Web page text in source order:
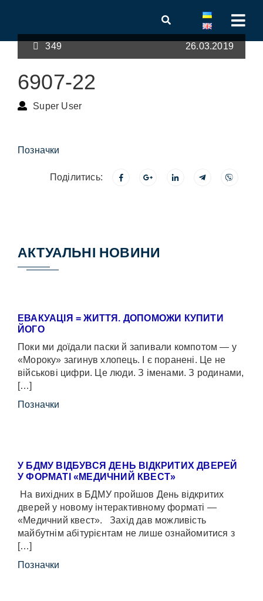
349 26.03.2019
6907-22
Super User
Позначки
Поділитись:
АКТУАЛЬНІ НОВИНИ
ЕВАКУАЦІЯ = ЖИТТЯ. ДОПОМОЖИ КУПИТИ
ЙОГО
Поки ми доїдали паски й запивали компотом — у
«Мороку» загинув хлопець. І є поранені. Це не
військові цифри. Це люди. З іменами. З родинами,
[…]
Позначки
У БДМУ ВІДБУВСЯ ДЕНЬ ВІДКРИТИХ ДВЕРЕЙ
У ФОРМАТІ «МЕДИЧНИЙ КВЕСТ»
На вихідних в БДМУ пройшов День відкритих
дверей у новому інтерактивному форматі —
«Медичний квест». Захід дав можливість
майбутнім абітурієнтам не лише ознайомитися з
[…]
Позначки